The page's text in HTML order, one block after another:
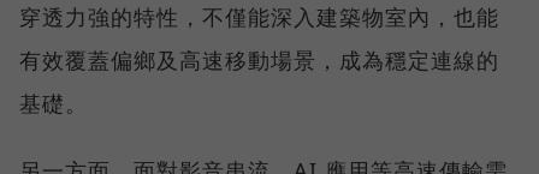
穿透力強的特性，不僅能深入建築物室內，也能
有效覆蓋偏鄉及高速移動場景，成為穩定連線的
基礎。